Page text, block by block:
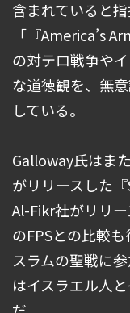
含まれていると
「『America’s
の対テロ戦争や
な道徳観を、無
している。
Galloway氏はま
がリリースした
Al-Fikr社がリリ
のFPSとの比較
スラムの聖戦に
はイスラエル人